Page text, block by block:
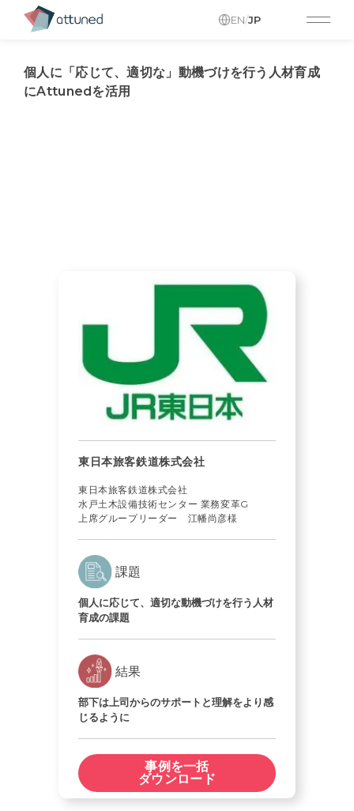
EN/JP
個人に「応じて、適切な」動機づけを行う人材育成
にAttunedを活用
東日本旅客鉄道株式会社
東日本旅客鉄道株式会社
水戸土木設備技術センター 業務変革G
上席グループリーダー 江幡尚彦様
課題
個人に応じて、適切な動機づけを行う人材
育成の課題
結果
部下は上司からのサポートと理解をより感
じるように
事例を一括
ダウンロード